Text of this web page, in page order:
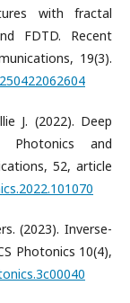
with fractal
FDTD. Recent
19(3).
J. (2022). Deep
Photonics and
52, article
(2023). Inverse-
Photonics 10(4),